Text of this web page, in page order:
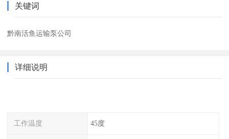
关键词
黔南活鱼运输泵公司
详细说明
工作温度 45度